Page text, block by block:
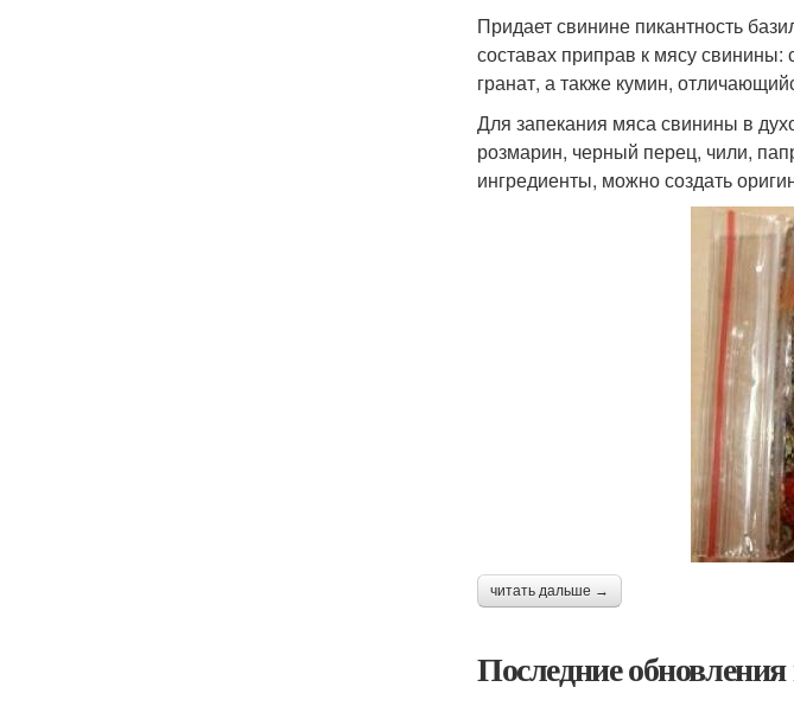
Придает свинине пикантность
составах приправ к мясу
гранат, а также кумин,
Для запекания мяса свинины в
розмарин, черный перец, чили,
ингредиенты, можно создать
читать дальше →
Последние обновления